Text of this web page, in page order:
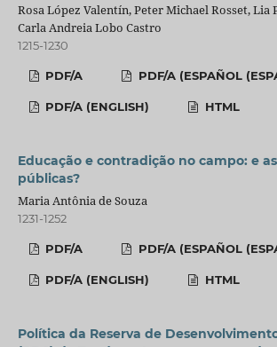
Rosa López Valentín, Peter Michael Rosset, Lia
Carla Andreia Lobo Castro
1215-1230
PDF/A PDF/A (ESPAÑOL
PDF/A (ENGLISH) HTML
Educação e contradição no campo: e
públicas?
Maria Antônia de Souza
1231-1252
PDF/A PDF/A (ESPAÑOL
PDF/A (ENGLISH) HTML
Política da Reserva de